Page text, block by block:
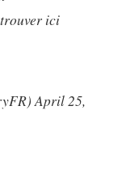
ici
April 25,